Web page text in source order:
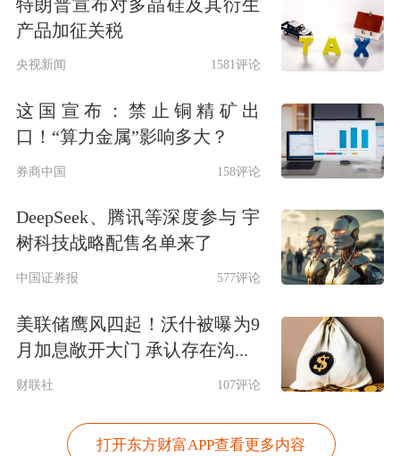
今年4月，百度推出增强版文心大模型
李彦宏在业绩会上表示，将按照原计划
在6月30日开源文心大模型4.5系列。在
生成，高于1月份的22%。不过，AI搜
索的商业模式与传统搜索不同，百度高
段，还有待时间来推进，预计短期内会
有一定的利润压力。
此外，从年初到4月，百度AI生成的
特朗普宣布对多晶硅及其衍生
产品加征关税
央视新闻 1581评论
这国宣布：禁止铜精矿出
口！“算力金属”影响多大？
券商中国 158评论
DeepSeek、腾讯等深度参与 宇
树科技战略配售名单来了
中国证券报 577评论
美联储鹰风四起！沃什被曝为9
月加息敞开大门 承认存在沟...
财联社 107评论
打开东方财富APP查看更多内容